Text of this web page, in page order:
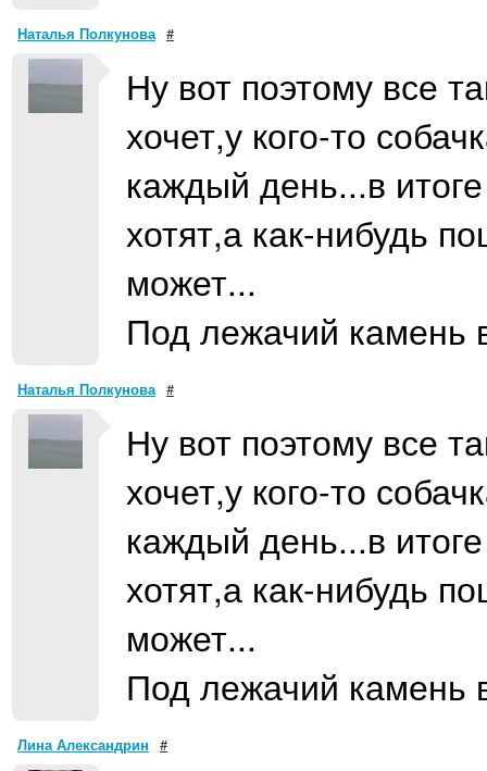
Наталья Полкунова #
Ну вот поэтому все
хочет,у кого-то
каждый день...в
хотят,а как-нибудь
может...
Под лежачий камень
Наталья Полкунова #
Ну вот поэтому все
хочет,у кого-то
каждый день...в
хотят,а как-нибудь
может...
Под лежачий камень
Лина Александрин #